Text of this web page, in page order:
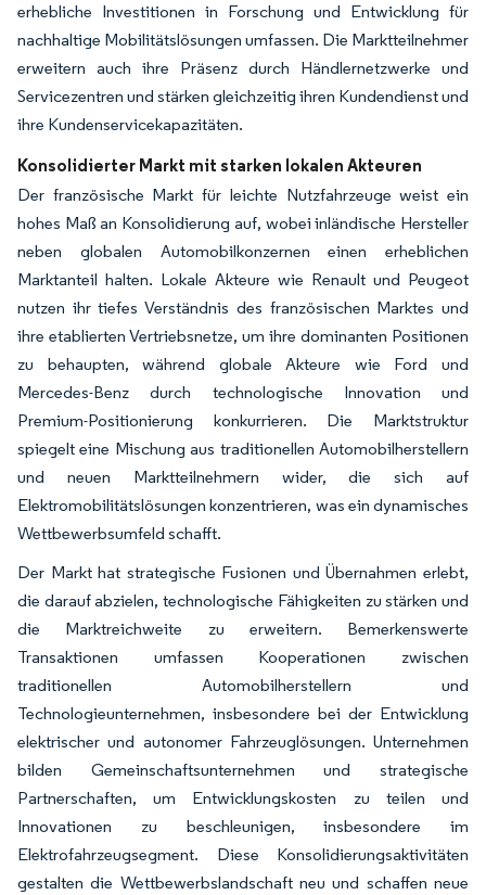
erhebliche Investitionen in Forschung und Entwicklung für
nachhaltige Mobilitätslösungen umfassen. Die Marktteilnehmer
erweitern auch ihre Präsenz durch Händlernetzwerke und
Servicezentren und stärken gleichzeitig ihren Kundendienst und
ihre Kundenservicekapazitäten.
Konsolidierter Markt mit starken lokalen Akteuren
Der französische Markt für leichte Nutzfahrzeuge weist ein
hohes Maß an Konsolidierung auf, wobei inländische Hersteller
neben globalen Automobilkonzernen einen erheblichen
Marktanteil halten. Lokale Akteure wie Renault und Peugeot
nutzen ihr tiefes Verständnis des französischen Marktes und
ihre etablierten Vertriebsnetze, um ihre dominanten Positionen
zu behaupten, während globale Akteure wie Ford und
Mercedes-Benz durch technologische Innovation und
Premium-Positionierung konkurrieren. Die Marktstruktur
spiegelt eine Mischung aus traditionellen Automobilherstellern
und neuen Marktteilnehmern wider, die sich auf
Elektromobilitätslösungen konzentrieren, was ein dynamisches
Wettbewerbsumfeld schafft.
Der Markt hat strategische Fusionen und Übernahmen erlebt,
die darauf abzielen, technologische Fähigkeiten zu stärken und
die Marktreichweite zu erweitern. Bemerkenswerte
Transaktionen umfassen Kooperationen zwischen
traditionellen Automobilherstellern und
Technologieunternehmen, insbesondere bei der Entwicklung
elektrischer und autonomer Fahrzeuglösungen. Unternehmen
bilden Gemeinschaftsunternehmen und strategische
Partnerschaften, um Entwicklungskosten zu teilen und
Innovationen zu beschleunigen, insbesondere im
Elektrofahrzeugsegment. Diese Konsolidierungsaktivitäten
gestalten die Wettbewerbslandschaft neu und schaffen neue